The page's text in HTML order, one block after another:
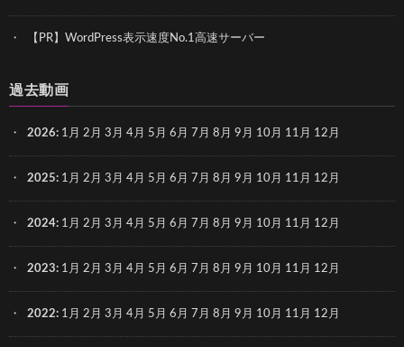
【PR】WordPress表示速度No.1高速サーバー
過去動画
2026: 1月 2月 3月 4月 5月 6月 7月 8月 9月 10月 11月 12月
2025: 1月 2月 3月 4月 5月 6月 7月 8月 9月 10月 11月 12月
2024: 1月 2月 3月 4月 5月 6月 7月 8月 9月 10月 11月 12月
2023: 1月 2月 3月 4月 5月 6月 7月 8月 9月 10月 11月 12月
2022: 1月 2月 3月 4月 5月 6月 7月 8月 9月 10月 11月 12月